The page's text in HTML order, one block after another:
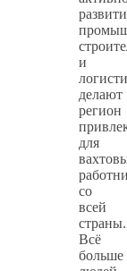
и
делают
регион
для
со
всей
страны.
Всё
больше